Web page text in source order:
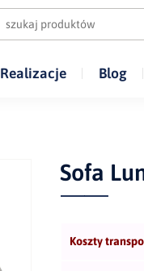
Realizacje Blog
Sofa
Koszty